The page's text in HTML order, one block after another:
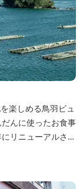
楽しめる鳥羽ビュ
んに使ったお食事
リニューアルされ
しめるお部屋に